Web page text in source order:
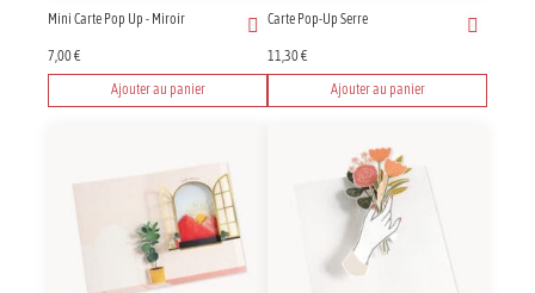
Mini Carte Pop Up - Miroir
7,00€
Ajouter au panier
Carte Pop-Up Serre
11,30€
Ajouter au panier